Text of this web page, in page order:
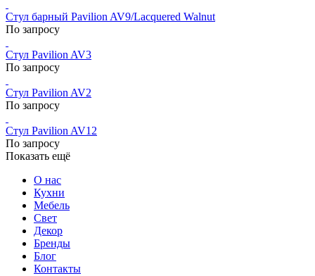
Стул барный Pavilion AV9/Lacquered Walnut
По запросу
Стул Pavilion AV3
По запросу
Стул Pavilion AV2
По запросу
Стул Pavilion AV12
По запросу
Показать ещё
О нас
Кухни
Мебель
Свет
Декор
Бренды
Блог
Контакты